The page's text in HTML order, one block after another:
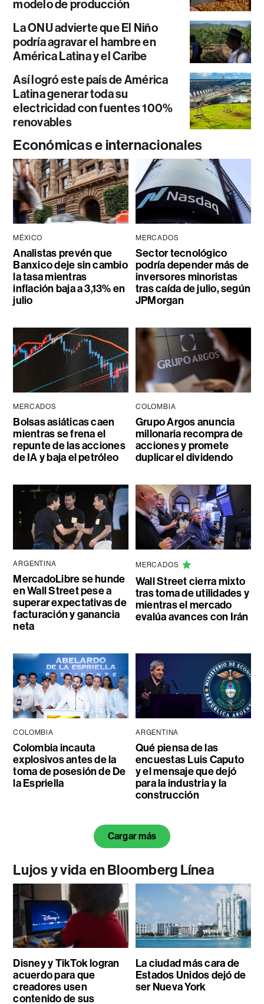
modelo de producción
La ONU advierte que El Niño
podría agravar el hambre en
América Latina y el Caribe
Así logró este país de América
Latina generar toda su
electricidad con fuentes 100%
renovables
Económicas e internacionales
MÉXICO
Analistas prevén que
Banxico deje sin cambio
la tasa mientras
inflación baja a 3,13% en
julio
MERCADOS
Sector tecnológico
podría depender más de
inversores minoristas
tras caída de julio, según
JPMorgan
MERCADOS
Bolsas asiáticas caen
mientras se frena el
repunte de las acciones
de IA y baja el petróleo
COLOMBIA
Grupo Argos anuncia
millonaria recompra de
acciones y promete
duplicar el dividendo
ARGENTINA
MercadoLibre se hunde
en Wall Street pese a
superar expectativas de
facturación y ganancia
neta
MERCADOS
Wall Street cierra mixto
tras toma de utilidades y
mientras el mercado
evalúa avances con Irán
COLOMBIA
Colombia incauta
explosivos antes de la
toma de posesión de De
la Espriella
ARGENTINA
Qué piensa de las
encuestas Luis Caputo
y el mensaje que dejó
para la industria y la
construcción
Cargar más
Lujos y vida en Bloomberg Línea
Disney y TikTok logran
acuerdo para que
creadores usen
contenido de sus
La ciudad más cara de
Estados Unidos dejó de
ser Nueva York